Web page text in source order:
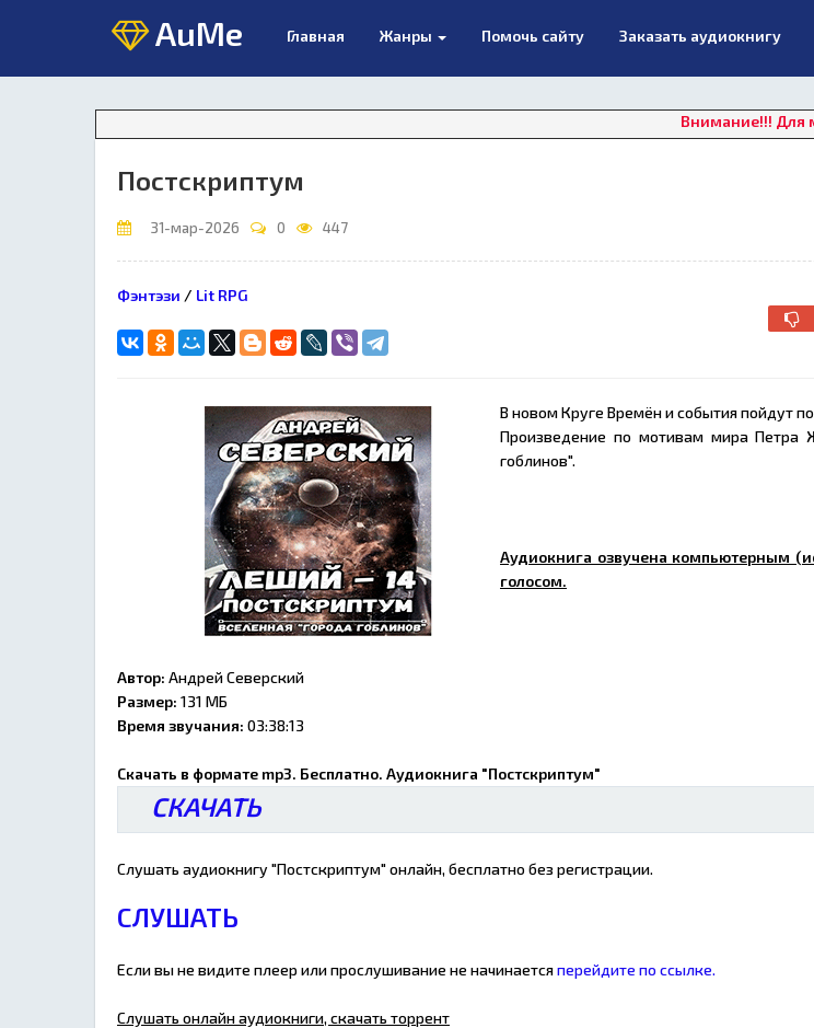
AuMe Главная Жанры Помочь сайту Заказать аудиокнигу
Внимание!!! Для многих
Постскриптум
31-мар-2026 0 447
Фэнтэзи / Lit RPG
В новом Круге Времён и события пойдут
Произведение по мотивам мира Петра
гоблинов".
Аудиокнига озвучена компьютерным
голосом.
Автор: Андрей Северский
Размер: 131 МБ
Время звучания: 03:38:13
Скачать в формате mp3. Бесплатно. Аудиокнига "Постскриптум"
СКАЧАТЬ
Слушать аудиокнигу "Постскриптум" онлайн, бесплатно без регистрации.
СЛУШАТЬ
Если вы не видите плеер или прослушивание не начинаетсяперейдите по ссылке.
Слушать онлайн аудиокниги, скачать торрент